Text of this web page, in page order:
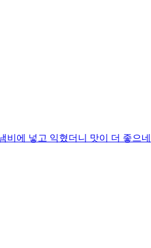
에 넣고 익혔더니 맛이 더 좋으